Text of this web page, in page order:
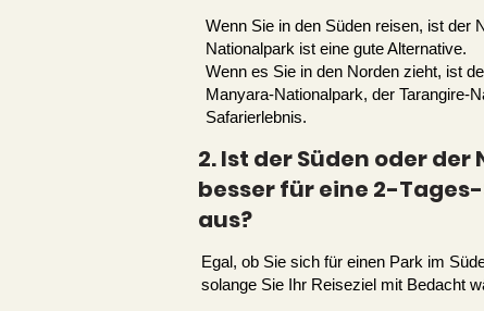
Wenn Sie in den Süden reisen, ist der
Nationalpark ist eine gute Alternative.
Wenn es Sie in den Norden zieht, ist
Manyara-Nationalpark, der Tarangire-
Safarierlebnis.
2. Ist der Süden oder
besser für eine 2-
aus?
Egal, ob Sie sich für einen Park im
solange Sie Ihr Reiseziel mit Bedacht